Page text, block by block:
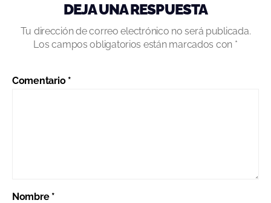
DEJA UNA RESPUESTA
Tu dirección de correo electrónico no será publicada.
Los campos obligatorios están marcados con *
Comentario *
Nombre *